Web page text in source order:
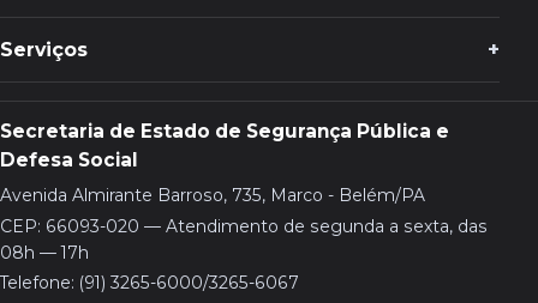
Serviços
Secretaria de Estado de Segurança Pública e
Defesa Social
Avenida Almirante Barroso, 735, Marco - Belém/PA
CEP: 66093-020 — Atendimento de segunda a sexta, das
08h — 17h
Telefone: (91) 3265-6000/3265-6067